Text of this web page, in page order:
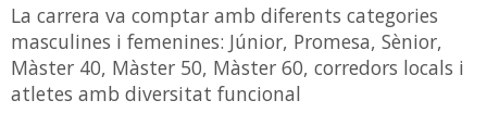
La carrera va comptar amb diferents categories
masculines i femenines: Júnior, Promesa, Sènior,
Màster 40, Màster 50, Màster 60, corredors locals i
atletes amb diversitat funcional